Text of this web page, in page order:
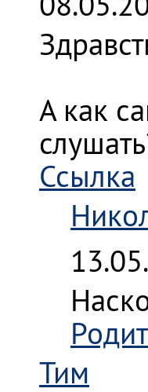
А как
Ссылка
Тим